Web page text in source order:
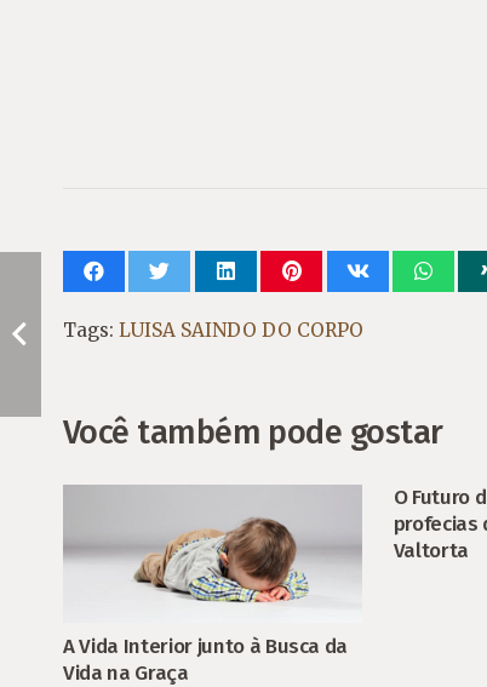
Tags: LUISA SAINDO DO CORPO
Você também pode gostar
A Vida Interior junto à Busca da
Vida na Graça
O Futuro
profecias
Valtorta